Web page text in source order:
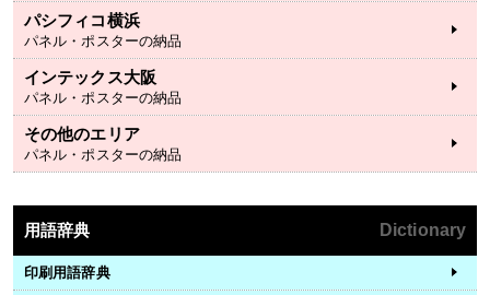
パシフィコ横浜
パネル・ポスターの納品
インテックス大阪
パネル・ポスターの納品
その他のエリア
パネル・ポスターの納品
用語辞典 Dictionary
印刷用語辞典